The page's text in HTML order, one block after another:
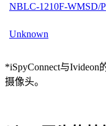
NBLC-1210F-WMSD/P
Unknown
*iSpyConnect与
摄像头。